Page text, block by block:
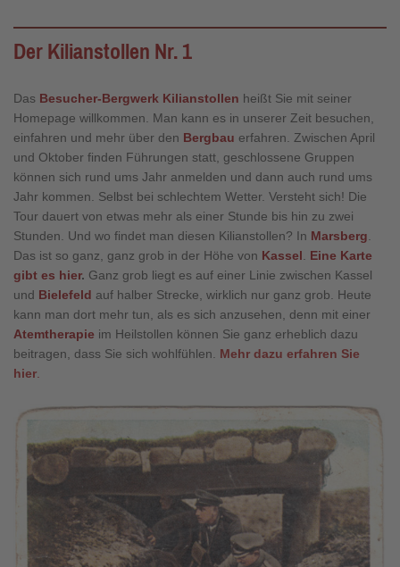
Der Kilianstollen Nr. 1
Das Besucher-Bergwerk Kilianstollen heißt Sie mit seiner
Homepage willkommen. Man kann es in unserer Zeit besuchen,
einfahren und mehr über den Bergbau erfahren. Zwischen April
und Oktober finden Führungen statt, geschlossene Gruppen
können sich rund ums Jahr anmelden und dann auch rund ums
Jahr kommen. Selbst bei schlechtem Wetter. Versteht sich! Die
Tour dauert von etwas mehr als einer Stunde bis hin zu zwei
Stunden. Und wo findet man diesen Kilianstollen? In Marsberg
Das ist so ganz, ganz grob in der Höhe von Kassel
Eine Karte
gibt es hier. Ganz grob liegt es auf einer Linie zwischen Kassel
und Bielefeld auf halber Strecke, wirklich nur ganz grob. Heute
kann man dort mehr tun, als es sich anzusehen, denn mit einer
Atemtherapie im Heilstollen können Sie ganz erheblich dazu
beitragen, dass Sie sich wohlfühlen. Mehr dazu erfahren Sie
hier